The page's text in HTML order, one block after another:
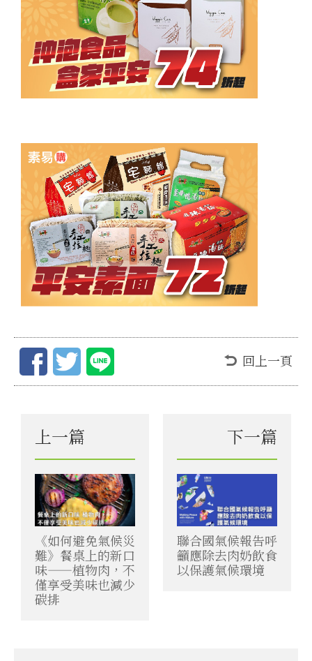
回上一頁
上一篇
《如何避免氣候災
難》餐桌上的新口
味——植物肉，不
僅享受美味也減少
碳排
下一篇
聯合國氣候報告呼
籲應除去肉奶飲食
以保護氣候環境